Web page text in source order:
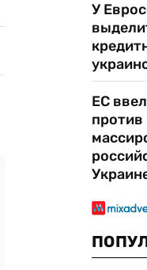
У
ЕС